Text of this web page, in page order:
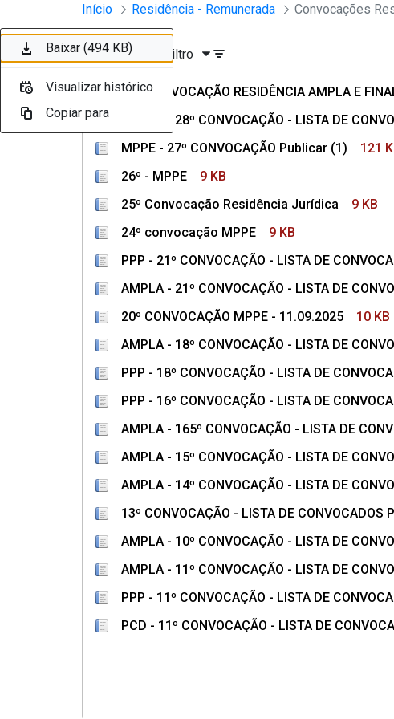
Pular para o Conteúdo principal
Divisão Minima - Escola Superior
Início Residência - Remunerada Convocações
Ordenar Filtro
29ª CONVOCAÇÃO RESIDÊNCIA AMPLA E
AMPLA - 28º CONVOCAÇÃO - LISTA DE
MPPE - 27º CONVOCAÇÃO Publicar (1)
121
26º - MPPE
9 KB
25º Convocação Residência Jurídica
9 KB
24º convocação MPPE
9 KB
PPP - 21º CONVOCAÇÃO - LISTA DE
AMPLA - 21º CONVOCAÇÃO - LISTA DE
20º CONVOCAÇÃO MPPE - 11.09.2025
10 KB
AMPLA - 18º CONVOCAÇÃO - LISTA DE
PPP - 18º CONVOCAÇÃO - LISTA DE
PPP - 16º CONVOCAÇÃO - LISTA DE
AMPLA - 165º CONVOCAÇÃO - LISTA DE
AMPLA - 15º CONVOCAÇÃO - LISTA DE
AMPLA - 14º CONVOCAÇÃO - LISTA DE
13º CONVOCAÇÃO - LISTA DE CONVOCADOS
AMPLA - 10º CONVOCAÇÃO - LISTA DE
AMPLA - 11º CONVOCAÇÃO - LISTA DE
PPP - 11º CONVOCAÇÃO - LISTA DE
PCD - 11º CONVOCAÇÃO - LISTA DE
Baixar (2,4 MB)
Visualizar histórico
Copiar para
Baixar (497 KB)
Visualizar histórico
Copiar para
Baixar (121 KB)
Visualizar histórico
Copiar para
Baixar (9 KB)
Visualizar histórico
Copiar para
Baixar (9 KB)
Visualizar histórico
Copiar para
Baixar (9 KB)
Visualizar histórico
Copiar para
Baixar (493 KB)
Visualizar histórico
Copiar para
Baixar (493 KB)
Visualizar histórico
Copiar para
Baixar (10 KB)
Visualizar histórico
Copiar para
Baixar (494 KB)
Visualizar histórico
Copiar para